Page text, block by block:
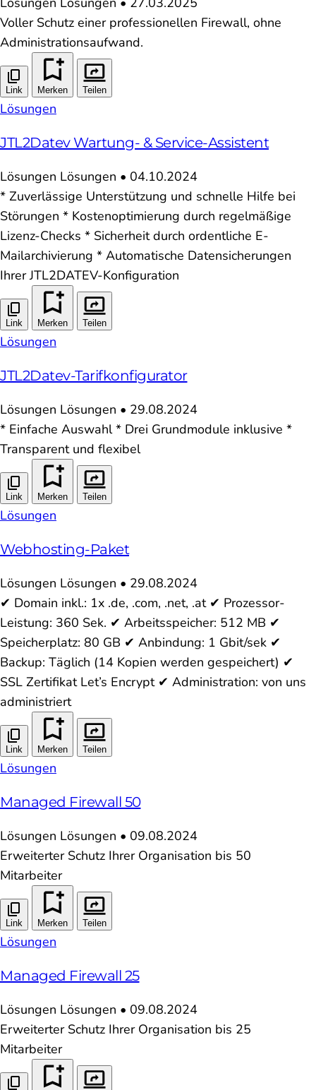
Voller Schutz einer professionellen Firewall, ohne
Administrationsaufwand.
Link Merken Teilen
Lösungen
JTL2Datev Wartung- & Service-Assistent
Lösungen Lösungen • 04.10.2024
* Zuverlässige Unterstützung und schnelle Hilfe bei
Störungen * Kostenoptimierung durch regelmäßige
Lizenz-Checks * Sicherheit durch ordentliche E-
Mailarchivierung * Automatische Datensicherungen
Ihrer JTL2DATEV-Konfiguration
Link Merken Teilen
Lösungen
JTL2Datev-Tarifkonfigurator
Lösungen Lösungen • 29.08.2024
* Einfache Auswahl * Drei Grundmodule inklusive *
Transparent und flexibel
Link Merken Teilen
Lösungen
Webhosting-Paket
Lösungen Lösungen • 29.08.2024
✔ Domain inkl.: 1x .de, .com, .net, .at ✔ Prozessor-
Leistung: 360 Sek. ✔ Arbeitsspeicher: 512 MB ✔
Speicherplatz: 80 GB ✔ Anbindung: 1 Gbit/sek ✔
Backup: Täglich (14 Kopien werden gespeichert) ✔
SSL Zertifikat Let’s Encrypt ✔ Administration: von uns
administriert
Link Merken Teilen
Lösungen
Managed Firewall 50
Lösungen Lösungen • 09.08.2024
Erweiterter Schutz Ihrer Organisation bis 50
Mitarbeiter
Link Merken Teilen
Lösungen
Managed Firewall 25
Lösungen Lösungen • 09.08.2024
Erweiterter Schutz Ihrer Organisation bis 25
Mitarbeiter